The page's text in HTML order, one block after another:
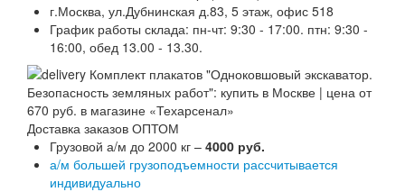
г.Москва, ул.Дубнинская д.83, 5 этаж, офис 518
График работы склада: пн-чт: 9:30 - 17:00. птн: 9:30 -
16:00, обед 13.00 - 13.30.
Доставка заказов ОПТОМ
Грузовой а/м до 2000 кг – 4000 руб.
а/м большей грузоподъемности рассчитывается
индивидуально